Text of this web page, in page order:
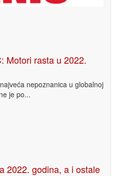
Motori rasta u 2022.
nepoznanica u globalnoj
je po...
2022. godina, a i ostale